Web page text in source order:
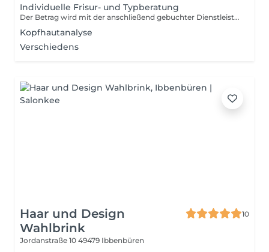
Individuelle Frisur- und Typberatung
Der Betrag wird mit der anschließend gebuchter Dienstleistung aufgerechnet.
Kopfhautanalyse
Verschiedens
Haar und Design
Wahlbrink
10
Jordanstraße 10 49479 Ibbenbüren